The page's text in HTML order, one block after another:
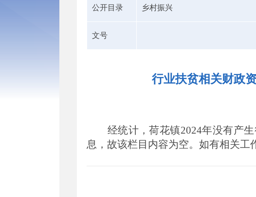
公开目录 乡村振兴
文号
行业扶贫相关财政
经统计，荷花镇2024年没有产
息，故该栏目内容为空。如有相关工